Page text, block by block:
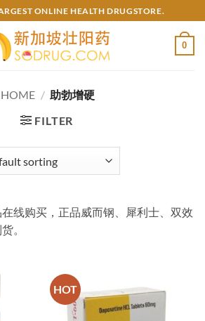
ONLINE HEALTH DRUGSTORE.
0
HOME / 助勃增硬
FILTER
线购买，正品威而钢、犀利士、双效
。
HOT